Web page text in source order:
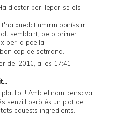
d'estar per llepar-se els
quedat ummm boníssim.
semblant, pero primer
per la paella.
cap de setmana.
del 2010, a les 17:41
platillo !! Amb el nom pensava
senzill però és un plat de
aquests ingredients.